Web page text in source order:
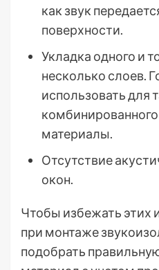
как звук
поверхности.
Укладка одного и
несколько слоев.
использовать для
материалы.
Отсутствие
окон.
Чтобы избежать этих
при монтаже
подобрать